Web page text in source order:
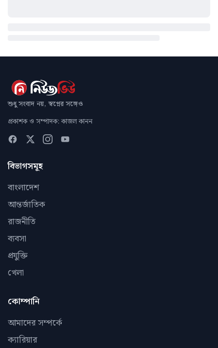
শুধু সংবাদ নয়, স্বপ্নের সঙ্গেও
প্রকাশক ও সম্পাদক: কাজল কানন
বিভাগসমূহ
বাংলাদেশ
আন্তর্জাতিক
রাজনীতি
ব্যবসা
প্রযুক্তি
খেলা
কোম্পানি
আমাদের সম্পর্কে
ক্যারিয়ার